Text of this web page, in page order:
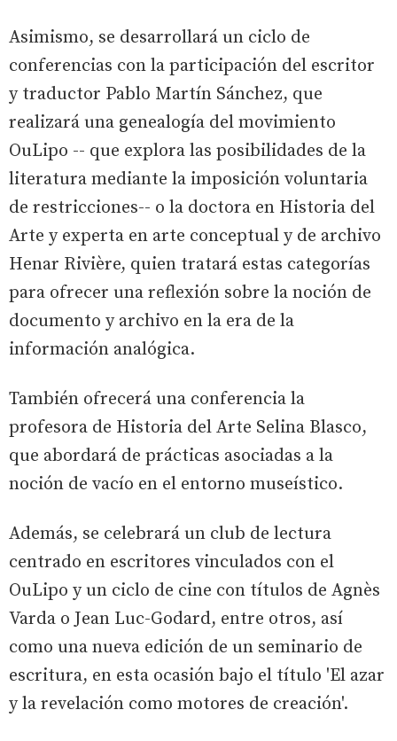
Asimismo, se desarrollará un ciclo de
conferencias con la participación del escritor
y traductor Pablo Martín Sánchez, que
realizará una genealogía del movimiento
OuLipo -- que explora las posibilidades de la
literatura mediante la imposición voluntaria
de restricciones-- o la doctora en Historia del
Arte y experta en arte conceptual y de archivo
Henar Rivière, quien tratará estas categorías
para ofrecer una reflexión sobre la noción de
documento y archivo en la era de la
información analógica.
También ofrecerá una conferencia la
profesora de Historia del Arte Selina Blasco,
que abordará de prácticas asociadas a la
noción de vacío en el entorno museístico.
Además, se celebrará un club de lectura
centrado en escritores vinculados con el
OuLipo y un ciclo de cine con títulos de Agnès
Varda o Jean Luc-Godard, entre otros, así
como una nueva edición de un seminario de
escritura, en esta ocasión bajo el título 'El azar
y la revelación como motores de creación'.